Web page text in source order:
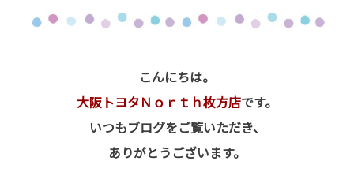
こんにちは。
大阪トヨタＮｏｒｔｈ枚方店です。
いつもブログをご覧いただき、
ありがとうございます。